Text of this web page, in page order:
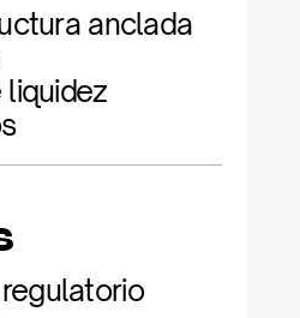
anclada
liquidez